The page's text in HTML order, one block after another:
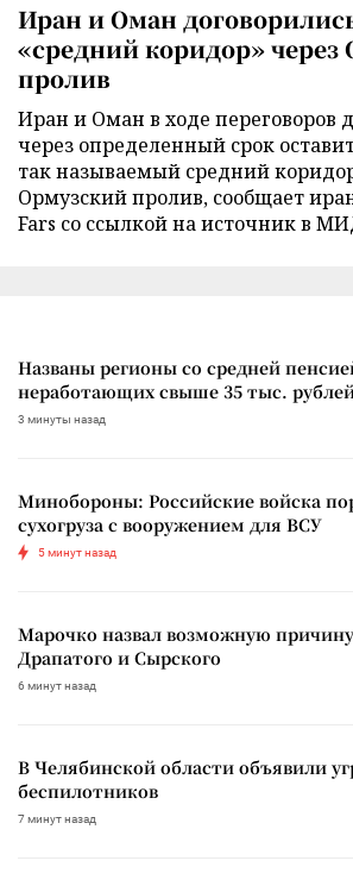
Иран и Оман
«средний коридор» через
пролив
Иран и Оман в ходе переговоров
через определенный срок
так называемый средний
Ормузский пролив, сообщает
Fars со ссылкой на источник в
Названы регионы со средней
неработающих свыше 35 тыс.
3 минуты назад
Минобороны: Российские войска
сухогруза с вооружением для ВСУ
5 минут назад
Марочко назвал возможную
Драпатого и Сырского
6 минут назад
В Челябинской области объявили
беспилотников
7 минут назад